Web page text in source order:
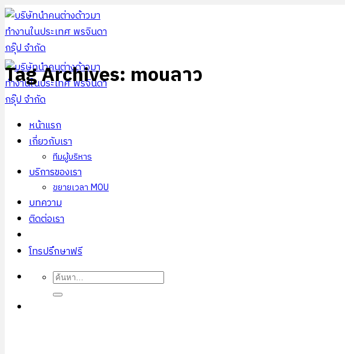
ข้าม
ไป
ยัง
เนื้อหา
หน้าแรก
เกี่ยวกับเรา
ทีมผู้บริหาร
บริการของเรา
ขยายเวลา MOU
บทความ
ติดต่อเรา
โทรปรึกษาฟรี
Tag Archives: mouลาว